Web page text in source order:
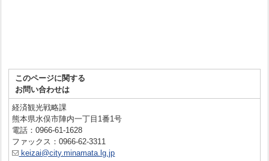
このページに関する
お問い合わせは
経済観光戦略課
熊本県水俣市陣内一丁目1番1号
電話：0966-61-1628
ファックス：0966-62-3311
keizai@city.minamata.lg.jp